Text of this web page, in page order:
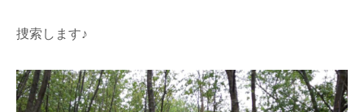
捜索します♪